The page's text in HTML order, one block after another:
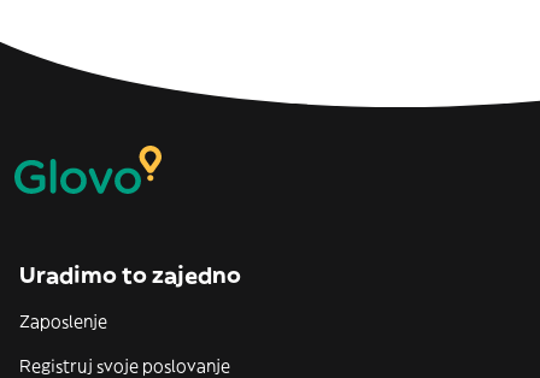
Uradimo to zajedno
Zaposlenje
Registruj svoje poslovanje